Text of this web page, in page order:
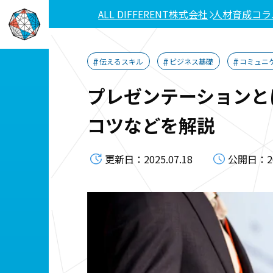
ALL DIFFERENT株式会社 人材育成コ
伝えるスキル ビジネス基礎 コミュニ
プレゼンテーション
コツなどを解説
更新日：2025.07.18 公開日：